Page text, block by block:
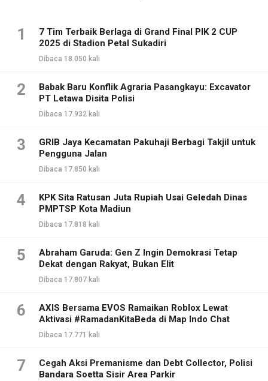
1
7 Tim Terbaik Berlaga di Grand Final PIK 2 CUP
2025 di Stadion Petal Sukadiri
Dibaca 18.050 kali
2
Babak Baru Konflik Agraria Pasangkayu: Excavator
PT Letawa Disita Polisi
Dibaca 17.932 kali
3
GRIB Jaya Kecamatan Pakuhaji Berbagi Takjil untuk
Pengguna Jalan
Dibaca 17.850 kali
4
KPK Sita Ratusan Juta Rupiah Usai Geledah Dinas
PMPTSP Kota Madiun
Dibaca 17.818 kali
5
Abraham Garuda: Gen Z Ingin Demokrasi Tetap
Dekat dengan Rakyat, Bukan Elit
Dibaca 17.807 kali
6
AXIS Bersama EVOS Ramaikan Roblox Lewat
Aktivasi #RamadanKitaBeda di Map Indo Chat
Dibaca 17.771 kali
7
Cegah Aksi Premanisme dan Debt Collector, Polisi
Bandara Soetta Sisir Area Parkir